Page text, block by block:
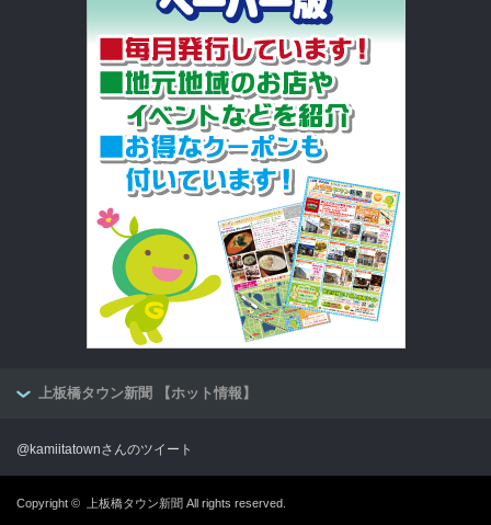
上板橋タウン新聞 【ホット情報】
@kamiitatownさんのツイート
Copyright © 上板橋タウン新聞 All rights reserved.